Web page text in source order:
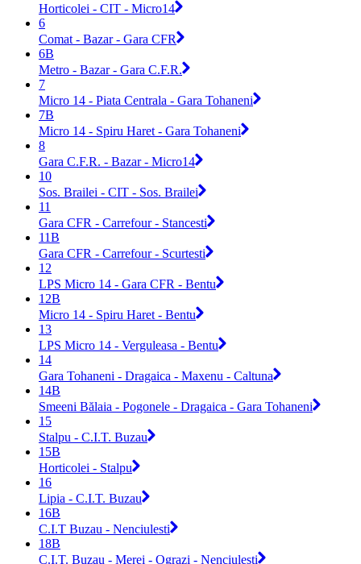
Horticolei - CIT - Micro14
6
Comat - Bazar - Gara CFR
6B
Metro - Bazar - Gara C.F.R.
7
Micro 14 - Piata Centrala - Gara Tohaneni
7B
Micro 14 - Spiru Haret - Gara Tohaneni
8
Gara C.F.R. - Bazar - Micro14
10
Sos. Brailei - CIT - Sos. Brailei
11
Gara CFR - Carrefour - Stancesti
11B
Gara CFR - Carrefour - Scurtesti
12
LPS Micro 14 - Gara CFR - Bentu
12B
Micro 14 - Spiru Haret - Bentu
13
LPS Micro 14 - Verguleasa - Bentu
14
Gara Tohaneni - Dragaica - Maxenu - Caltuna
14B
Smeeni Bălaia - Pogonele - Dragaica - Gara Tohaneni
15
Stalpu - C.I.T. Buzau
15B
Horticolei - Stalpu
16
Lipia - C.I.T. Buzau
16B
C.I.T Buzau - Nenciulesti
18B
C.I.T. Buzau - Merei - Ograzi - Nenciulesti